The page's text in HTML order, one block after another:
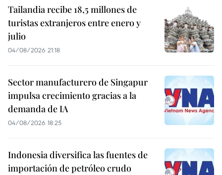
Tailandia recibe 18,5 millones de
turistas extranjeros entre enero y
julio
04/08/2026 21:18
Sector manufacturero de Singapur
impulsa crecimiento gracias a la
demanda de IA
04/08/2026 18:25
Indonesia diversifica las fuentes de
importación de petróleo crudo